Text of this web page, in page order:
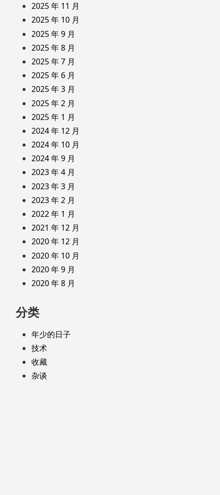
2025 年 11 月
2025 年 10 月
2025 年 9 月
2025 年 8 月
2025 年 7 月
2025 年 6 月
2025 年 3 月
2025 年 2 月
2025 年 1 月
2024 年 12 月
2024 年 10 月
2024 年 9 月
2023 年 4 月
2023 年 3 月
2023 年 2 月
2022 年 1 月
2021 年 12 月
2020 年 12 月
2020 年 10 月
2020 年 9 月
2020 年 8 月
分类
年少的日子
技术
收藏
杂谈